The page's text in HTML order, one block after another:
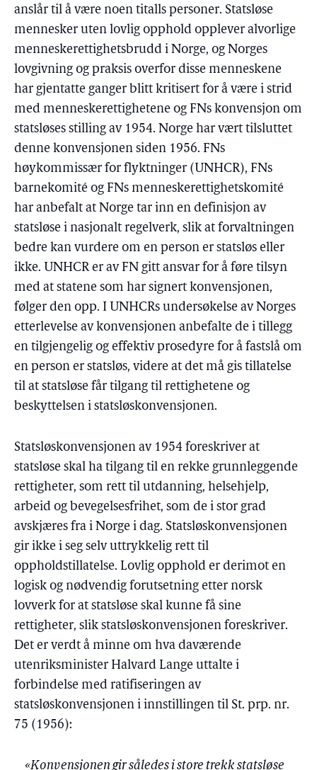
anslår til å være noen titalls personer. Statsløse
mennesker uten lovlig opphold opplever alvorlige
menneskerettighetsbrudd i Norge, og Norges
lovgivning og praksis overfor disse menneskene
har gjentatte ganger blitt kritisert for å være i strid
med menneskerettighetene og FNs konvensjon om
statsløses stilling av 1954. Norge har vært tilsluttet
denne konvensjonen siden 1956. FNs
høykommissær for flyktninger (UNHCR), FNs
barnekomité og FNs menneskerettighetskomité
har anbefalt at Norge tar inn en definisjon av
statsløse i nasjonalt regelverk, slik at forvaltningen
bedre kan vurdere om en person er statsløs eller
ikke. UNHCR er av FN gitt ansvar for å føre tilsyn
med at statene som har signert konvensjonen,
følger den opp. I UNHCRs undersøkelse av Norges
etterlevelse av konvensjonen anbefalte de i tillegg
en tilgjengelig og effektiv prosedyre for å fastslå om
en person er statsløs, videre at det må gis tillatelse
til at statsløse får tilgang til rettighetene og
beskyttelsen i statsløskonvensjonen.
Statsløskonvensjonen av 1954 foreskriver at
statsløse skal ha tilgang til en rekke grunnleggende
rettigheter, som rett til utdanning, helsehjelp,
arbeid og bevegelsesfrihet, som de i stor grad
avskjæres fra i Norge i dag. Statsløskonvensjonen
gir ikke i seg selv uttrykkelig rett til
oppholdstillatelse. Lovlig opphold er derimot en
logisk og nødvendig forutsetning etter norsk
lovverk for at statsløse skal kunne få sine
rettigheter, slik statsløskonvensjonen foreskriver.
Det er verdt å minne om hva daværende
utenriksminister Halvard Lange uttalte i
forbindelse med ratifiseringen av
statsløskonvensjonen i innstillingen til St. prp. nr.
75 (1956):
«Konvensjonen gir således i store trekk statsløse